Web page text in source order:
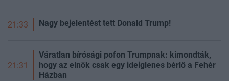
21:33 Nagy bejelentést tett Donald Trump!
21:31
Váratlan bírósági pofon Trumpnak: kimondták,
hogy az elnök csak egy ideiglenes bérlő a Fehér
Házban